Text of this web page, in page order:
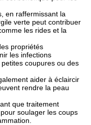
en raffermissant la
verte peut contribuer
les rides et la
propriétés
les infections
coupures ou des
aider à éclaircir
rendre la peau
que traitement
soulager les coups